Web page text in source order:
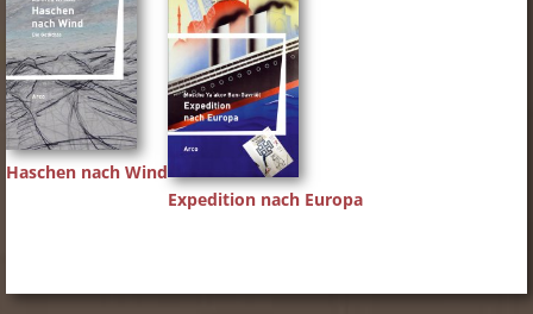
Haschen nach Wind
Expedition nach Europa